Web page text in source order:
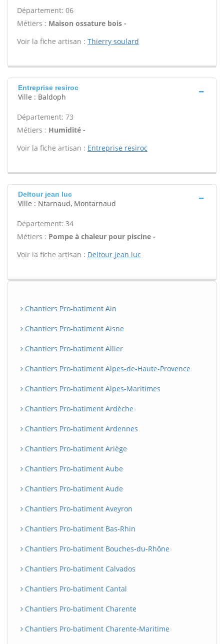
Département: 06
Métiers : Maison ossature bois -
Voir la fiche artisan : Thierry soulard
Entreprise resiroc
Ville : Baldoph
Département: 73
Métiers : Humidité -
Voir la fiche artisan : Entreprise resiroc
Deltour jean luc
Ville : Ntarnaud, Montarnaud
Département: 34
Métiers : Pompe à chaleur pour piscine -
Voir la fiche artisan : Deltour jean luc
Chantiers Pro-batiment Ain
Chantiers Pro-batiment Aisne
Chantiers Pro-batiment Allier
Chantiers Pro-batiment Alpes-de-Haute-Provence
Chantiers Pro-batiment Alpes-Maritimes
Chantiers Pro-batiment Ardèche
Chantiers Pro-batiment Ardennes
Chantiers Pro-batiment Ariège
Chantiers Pro-batiment Aube
Chantiers Pro-batiment Aude
Chantiers Pro-batiment Aveyron
Chantiers Pro-batiment Bas-Rhin
Chantiers Pro-batiment Bouches-du-Rhône
Chantiers Pro-batiment Calvados
Chantiers Pro-batiment Cantal
Chantiers Pro-batiment Charente
Chantiers Pro-batiment Charente-Maritime